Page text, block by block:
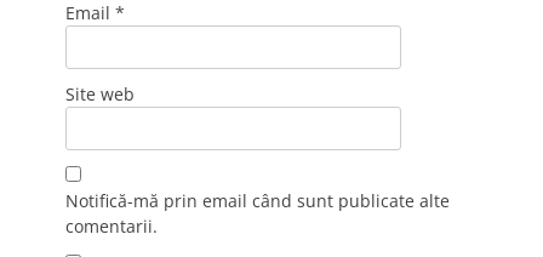
Email *
Site web
Notifică-mă prin email când sunt publicate alte
comentarii.